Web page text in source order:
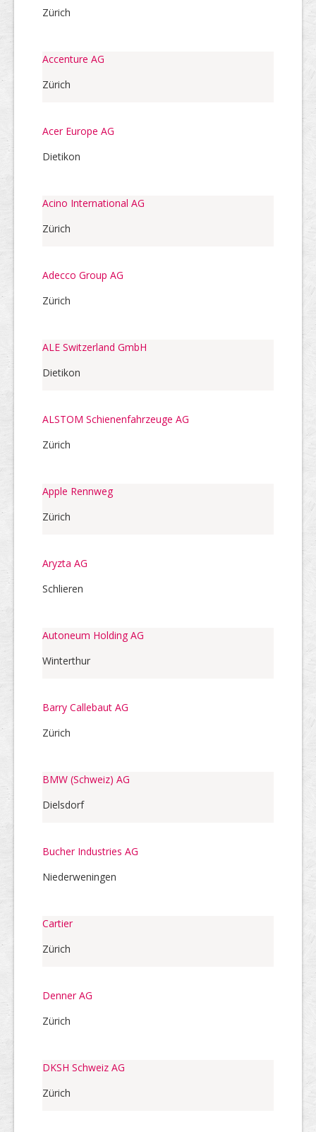
Zürich
Accenture AG
Zürich
Acer Europe AG
Dietikon
Acino International AG
Zürich
Adecco Group AG
Zürich
ALE Switzerland GmbH
Dietikon
ALSTOM Schienenfahrzeuge AG
Zürich
Apple Rennweg
Zürich
Aryzta AG
Schlieren
Autoneum Holding AG
Winterthur
Barry Callebaut AG
Zürich
BMW (Schweiz) AG
Dielsdorf
Bucher Industries AG
Niederweningen
Cartier
Zürich
Denner AG
Zürich
DKSH Schweiz AG
Zürich